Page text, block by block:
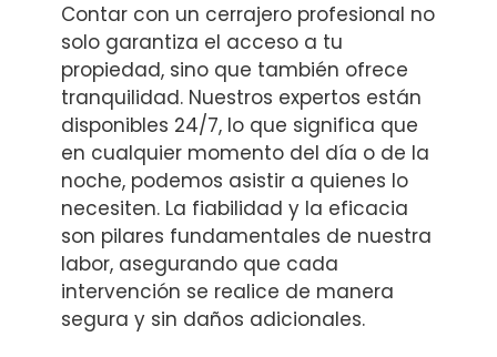
Contar con un cerrajero profesional no
solo garantiza el acceso a tu
propiedad, sino que también ofrece
tranquilidad. Nuestros expertos están
disponibles 24/7, lo que significa que
en cualquier momento del día o de la
noche, podemos asistir a quienes lo
necesiten. La fiabilidad y la eficacia
son pilares fundamentales de nuestra
labor, asegurando que cada
intervención se realice de manera
segura y sin daños adicionales.